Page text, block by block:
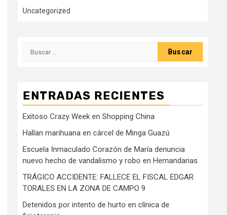
Uncategorized
Buscar:
ENTRADAS RECIENTES
Exitoso Crazy Week en Shopping China
Hallan marihuana en cárcel de Minga Guazú
Escuela Inmaculado Corazón de María denuncia
nuevo hecho de vandalismo y robo en Hernandarias
TRÁGICO ACCIDENTE: FALLECE EL FISCAL EDGAR
TORALES EN LA ZONA DE CAMPO 9
Detenidos por intento de hurto en clínica de